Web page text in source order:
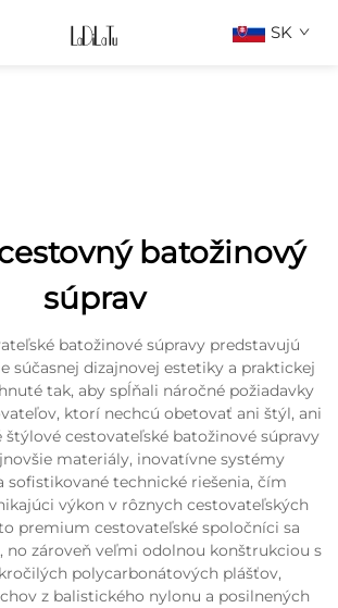
SK
batožinový
súprav
batožinové súpravy predstavujú
súčasnej dizajnovej estetiky a praktickej
tak, aby spĺňali náročné požiadavky
ktorí nechcú obetovať ani štýl, ani
štýlové cestovateľské batožinové súpravy
materiály, inovatívne systémy
sofistikované technické riešenia, čím
výkon v rôznych cestovateľských
premium cestovateľské spoločníci sa
no zároveň veľmi odolnou konštrukciou s
polycarbonátových plášťov,
z balistického nylonu a posilnených